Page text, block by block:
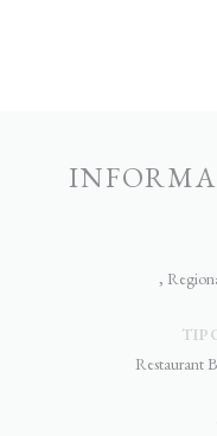
,
Restaurant